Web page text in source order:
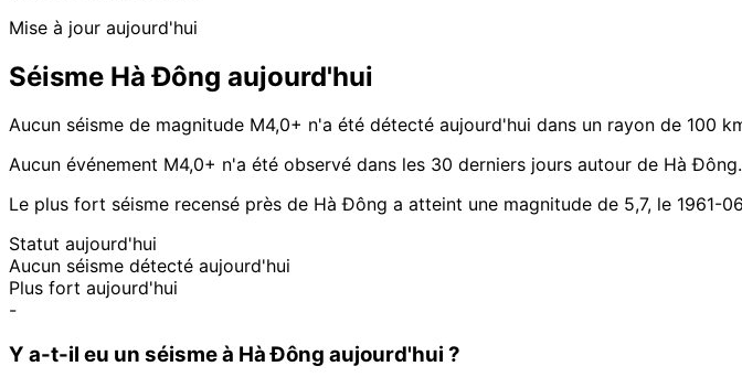
Mise à jour aujourd'hui
Séisme Hà Đông aujourd'hui
Aucun séisme de magnitude M4,0+ n'a été détecté aujourd'hui dans un rayon de 100
Aucun événement M4,0+ n'a été observé dans les 30 derniers jours autour de Hà Đông.
Le plus fort séisme recensé près de Hà Đông a atteint une magnitude de 5,7, le 1961-
Statut aujourd'hui
Aucun séisme détecté aujourd'hui
Plus fort aujourd'hui
-
Y a-t-il eu un séisme à Hà Đông aujourd'hui ?